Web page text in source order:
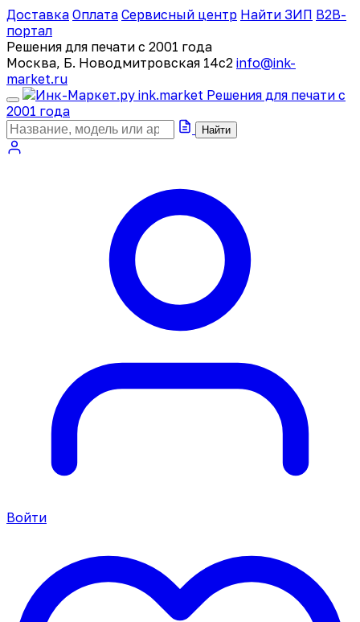
Доставка Оплата Сервисный центр Найти ЗИП B2B-
портал
Решения для печати с 2001 года
Москва, Б. Новодмитровская 14с2 info@ink-
market.ru
ink.market Решения для печати с
2001 года
Найти
Войти